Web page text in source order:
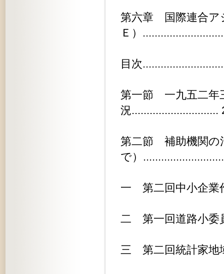
第六章 国際連合ア
Ｅ）
目次
第一節 一九五二年
況.............................
第二節 補助機関の
で）
一 第二回中小企業
二 第一回道路小委
三 第二回統計家地